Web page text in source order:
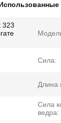
323
Сила:
Длина
Сила
ведра: